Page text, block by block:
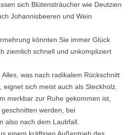
sich Blütensträucher wie Deutzien
Johannisbeeren und Wein
könnten Sie immer Glück
ziemlich schnell und unkompliziert
was nach radikalem Rückschnitt
eignet sich meist auch als Steckholz.
merkbar zur Ruhe gekommen ist,
werden, bei
also nach dem Laubfall.